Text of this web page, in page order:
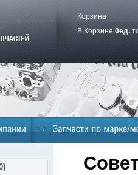
Корзина
В Корзине 0ед.